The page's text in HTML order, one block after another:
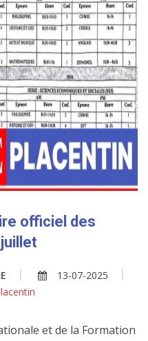
officiel des
13-07-2025
et de la Formation